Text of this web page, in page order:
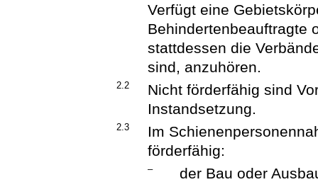
Verfügt eine
Behindertenbeauftragte
stattdessen die
sind, anzuhören.
2.2
Nicht förderfähig sind
Instandsetzung.
2.3
Im
förderfähig:
–
der Bau oder